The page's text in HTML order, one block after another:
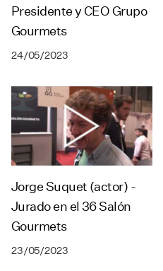
Presidente y CEO Grupo
Gourmets
24/05/2023
Jorge Suquet (actor) -
Jurado en el 36 Salón
Gourmets
23/05/2023